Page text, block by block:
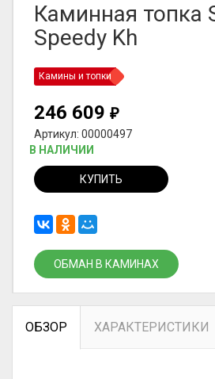
Каминная топка
Speedy Kh
Камины и топки
246 609 ₽
Артикул: 00000497
В НАЛИЧИИ
КУПИТЬ
ОБМАН В КАМИНАХ
ОБЗОР ХАРАКТЕРИСТИКИ